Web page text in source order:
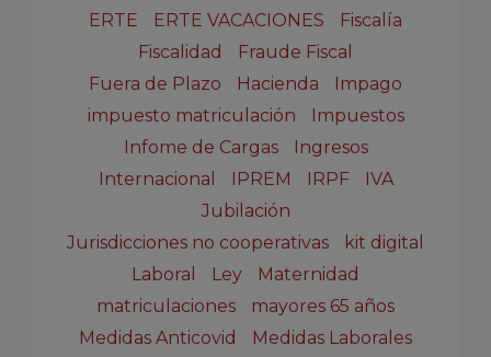
ERTE
ERTE VACACIONES
Fiscalía
Fiscalidad
Fraude Fiscal
Fuera de Plazo
Hacienda
Impago
impuesto matriculación
Impuestos
Infome de Cargas
Ingresos
Internacional
IPREM IRPF
IVA
Jubilación
Jurisdicciones no cooperativas
kit digital
Laboral
Ley
Maternidad
matriculaciones
mayores 65 años
Medidas Anticovid
Medidas Laborales